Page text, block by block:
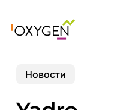
main
Новости